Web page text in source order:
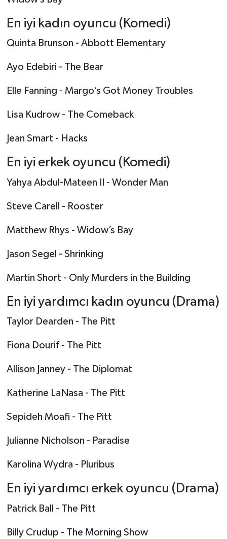
En iyi kadın oyuncu (Komedi)
Quinta Brunson - Abbott Elementary
Ayo Edebiri - The Bear
Elle Fanning - Margo’s Got Money Troubles
Lisa Kudrow - The Comeback
Jean Smart - Hacks
En iyi erkek oyuncu (Komedi)
Yahya Abdul-Mateen II - Wonder Man
Steve Carell - Rooster
Matthew Rhys - Widow’s Bay
Jason Segel - Shrinking
Martin Short - Only Murders in the Building
En iyi yardımcı kadın oyuncu (Drama)
Taylor Dearden - The Pitt
Fiona Dourif - The Pitt
Allison Janney - The Diplomat
Katherine LaNasa - The Pitt
Sepideh Moafi - The Pitt
Julianne Nicholson - Paradise
Karolina Wydra - Pluribus
En iyi yardımcı erkek oyuncu (Drama)
Patrick Ball - The Pitt
Billy Crudup - The Morning Show